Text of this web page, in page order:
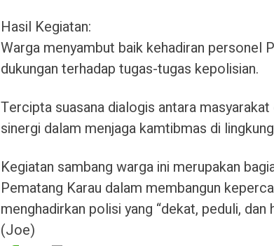
Hasil Kegiatan:
Warga menyambut baik kehadiran personel
dukungan terhadap tugas-tugas kepolisian.
Tercipta suasana dialogis antara
sinergi dalam menjaga kamtibmas di
Kegiatan sambang warga ini merupakan
Pematang Karau dalam membangun
menghadirkan polisi yang “dekat, peduli, dan
(Joe)